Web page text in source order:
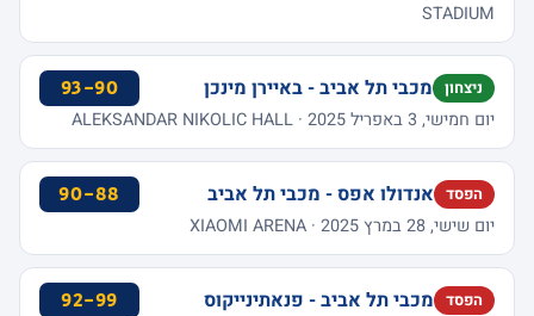
STADIUM
ניצחון מכבי תל אביב - באיירן מינכן 93-90
יום חמישי, 3 באפריל 2025 · ALEKSANDAR NIKOLIC HALL
הפסד אנדולו אפס - מכבי תל אביב 90-88
יום שישי, 28 במרץ 2025 · XIAOMI ARENA
הפסד מכבי תל אביב - פנאתינייקוס 92-99